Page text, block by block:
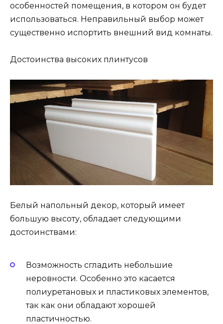
особенностей помещения, в котором он будет
использоваться. Неправильный выбор может
существенно испортить внешний вид комнаты.
Достоинства высоких плинтусов
Белый напольный декор, который имеет
большую высоту, обладает следующими
достоинствами:
Возможность сгладить небольшие
неровности. Особенно это касается
полиуретановых и пластиковых элементов,
так как они обладают хорошей
пластичностью.